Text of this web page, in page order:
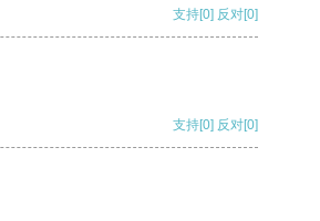
支持[0] 反对[0]
支持[0] 反对[0]